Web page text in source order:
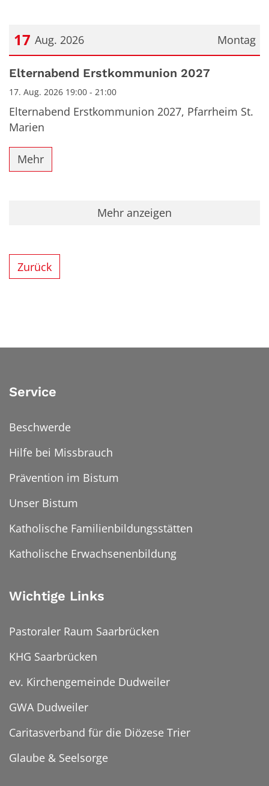
Montag
17 Aug. 2026
Datum: 17. August 2026
Elternabend Erstkommunion 2027
17. Aug. 2026 19:00 - 21:00
Elternabend Erstkommunion 2027, Pfarrheim St.
Marien
Mehr
Mehr anzeigen
Zurück
Service
Beschwerde
Hilfe bei Missbrauch
Prävention im Bistum
Unser Bistum
Katholische Familienbildungsstätten
Katholische Erwachsenenbildung
Wichtige Links
Pastoraler Raum Saarbrücken
KHG Saarbrücken
ev. Kirchengemeinde Dudweiler
GWA Dudweiler
Caritasverband für die Diözese Trier
Glaube & Seelsorge